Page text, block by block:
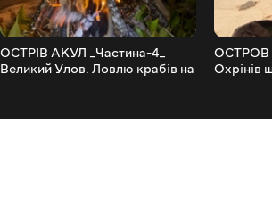
ОСТРІВ АКУЛ _Частина-4_
Великий Улов. Ловлю крабів на
ОСТРОВ
Охрінів